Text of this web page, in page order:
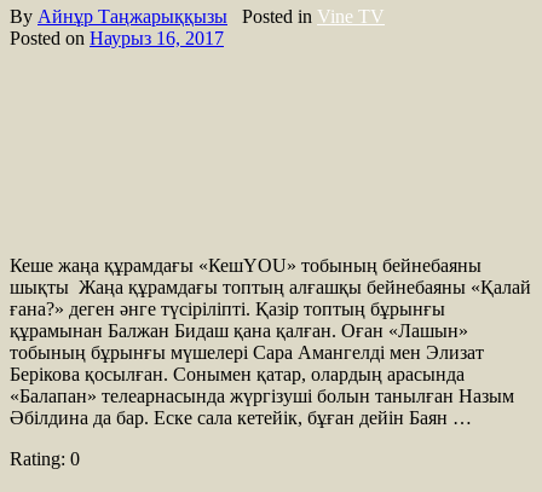
By Айнұр Таңжарыққызы Posted in Vine TV
Posted on Наурыз 16, 2017
Кеше жаңа құрамдағы «КешYOU» тобының бейнебаяны
шықты Жаңа құрамдағы топтың алғашқы бейнебаяны «Қалай
ғана?» деген әнге түсіріліпті. Қазір топтың бұрынғы
құрамынан Балжан Бидаш қана қалған. Оған «Лашын»
тобының бұрынғы мүшелері Сара Амангелді мен Элизат
Берікова қосылған. Сонымен қатар, олардың арасында
«Балапан» телеарнасында жүргізуші болын танылған Назым
Әбілдина да бар. Еске сала кетейік, бұған дейін Баян …
Rating: 0